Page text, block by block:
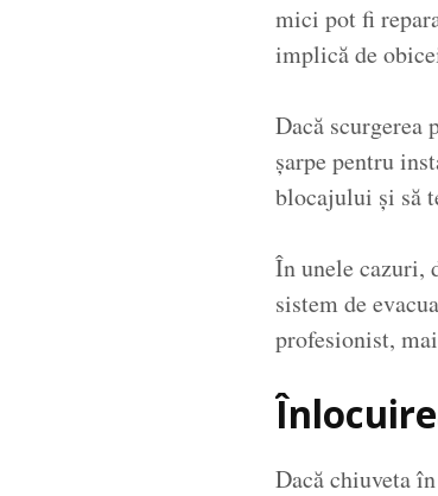
mici pot fi
implică de
Dacă scurgerea
șarpe pentru
blocajului și să
În unele cazuri,
sistem de
profesionist,
Dacă chiuveta